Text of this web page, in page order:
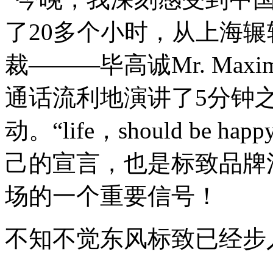
了20多个小时，从上海
裁———毕高诚Mr.
通话流利地演讲了5分钟
动。“life，should be
己的宣言，也是标致品
场的一个重要信号！
不知不觉东风标致已经